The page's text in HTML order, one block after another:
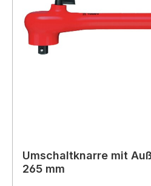
Umschaltknarre mit
265 mm